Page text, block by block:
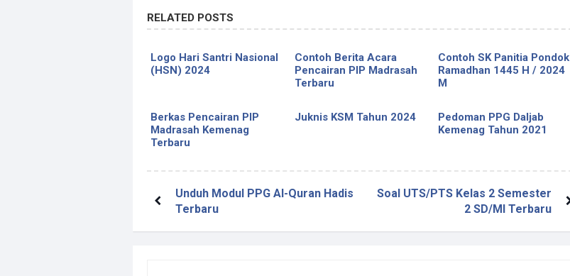
RELATED POSTS
Logo Hari Santri Nasional
(HSN) 2024
Contoh Berita Acara
Pencairan PIP Madrasah
Terbaru
Contoh SK Panitia Pondok
Ramadhan 1445 H / 2024
M
Berkas Pencairan PIP
Madrasah Kemenag
Terbaru
Juknis KSM Tahun 2024
Pedoman PPG Daljab
Kemenag Tahun 2021
Unduh Modul PPG Al-Quran Hadis
Terbaru
Soal UTS/PTS Kelas 2 Semester
2 SD/MI Terbaru